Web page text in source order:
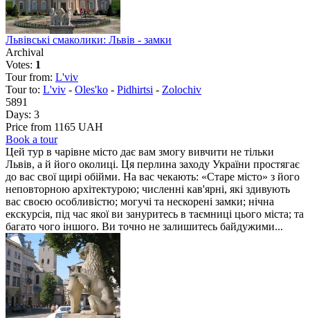
Львівські смаколики: Львів - замки
Archival
Votes: 1
Tour from: L'viv
Tour to: L'viv - Oles'ko - Pidhirtsi - Zolochiv
5891
Days: 3
Price from 1165 UAH
Book a tour
Цей тур в чарівне місто дає вам змогу вивчити не тільки
Львів, а й його околиці. Ця перлина заходу України простягає
до вас свої щирі обійми. На вас чекають: «Старе місто» з його
неповторною архітектурою; численні кав'ярні, які здивують
вас своєю особливістю; могучі та нескорені замки; нічна
екскурсія, під час якої ви зануритесь в таємниці цього міста; та
багато чого іншого. Ви точно не залишитесь байдужими...